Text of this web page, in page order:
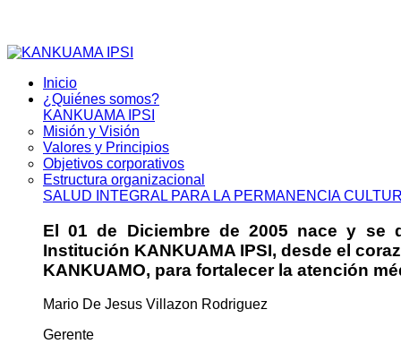
Inicio
¿Quiénes somos?
KANKUAMA IPSI
Misión y Visión
Valores y Principios
Objetivos corporativos
Estructura organizacional
SALUD INTEGRAL PARA LA PERMANENCIA
El 01 de Diciembre de 2005 nace y se
Institución KANKUAMA IPSI, desde el
KANKUAMO, para fortalecer la atención
Mario De Jesus Villazon Rodriguez
Gerente